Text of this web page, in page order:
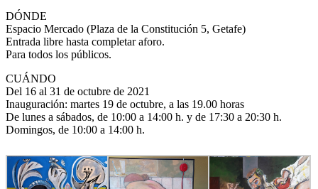
DÓNDE
Espacio Mercado (Plaza de la Constitución 5, Getafe)
Entrada libre hasta completar aforo.
Para todos los públicos.
CUÁNDO
Del 16 al 31 de octubre de 2021
Inauguración: martes 19 de octubre, a las 19.00 horas
De lunes a sábados, de 10:00 a 14:00 h. y de 17:30 a 20:30 h.
Domingos, de 10:00 a 14:00 h.